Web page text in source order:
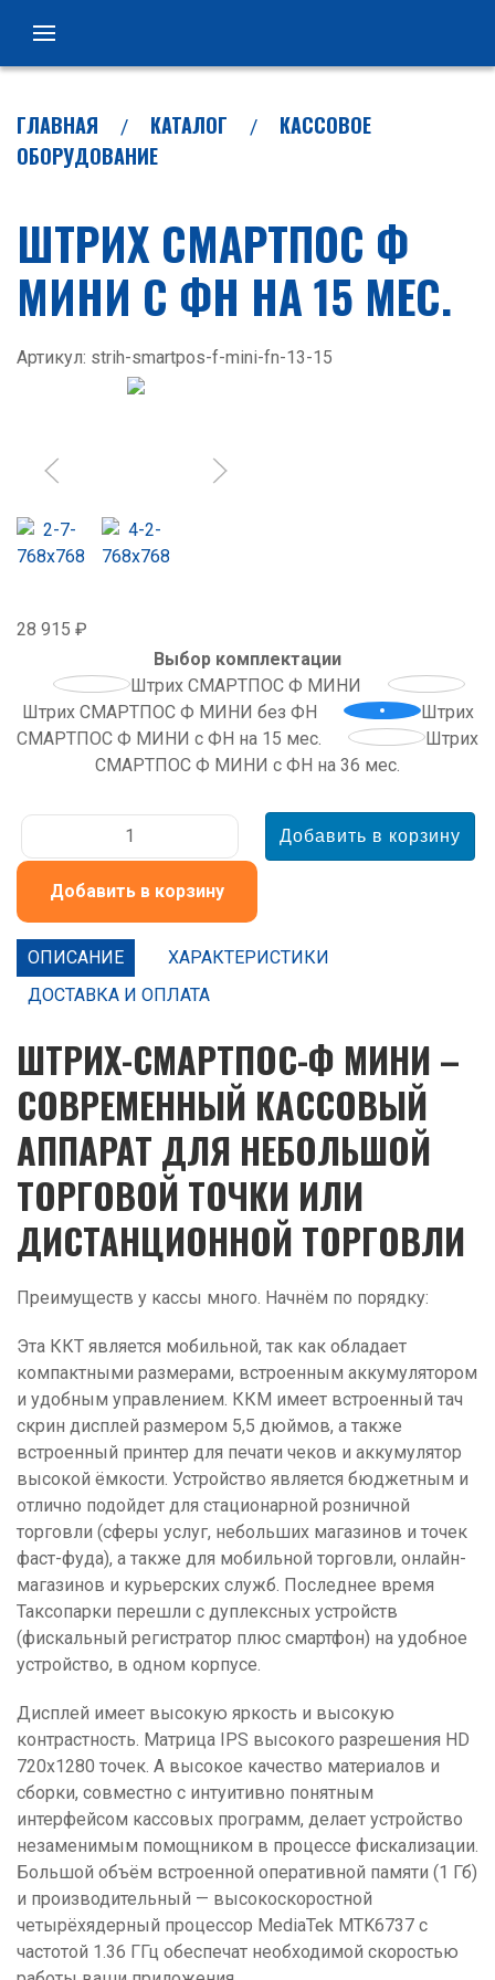
ГЛАВНАЯ КАТАЛОГ
КАССОВОЕ
ОБОРУДОВАНИЕ
ШТРИХ СМАРТПОС Ф
МИНИ С ФН НА 15 МЕС.
Артикул: strih-smartpos-f-mini-fn-13-15
28 915 ₽
Выбор комплектации
Штрих СМАРТПОС Ф МИНИ
Штрих СМАРТПОС Ф МИНИ без ФН
Штрих
СМАРТПОС Ф МИНИ с ФН на 15 мес.
Штрих
СМАРТПОС Ф МИНИ с ФН на 36 мес.
Добавить в корзину
ОПИСАНИЕ
ХАРАКТЕРИСТИКИ
ДОСТАВКА И ОПЛАТА
ШТРИХ-СМАРТПОС-Ф МИНИ –
СОВРЕМЕННЫЙ КАССОВЫЙ
АППАРАТ ДЛЯ НЕБОЛЬШОЙ
ТОРГОВОЙ ТОЧКИ ИЛИ
ДИСТАНЦИОННОЙ ТОРГОВЛИ
Преимуществ у кассы много. Начнём по порядку:
Эта ККТ является мобильной, так как обладает
компактными размерами, встроенным аккумулятором
и удобным управлением. ККМ имеет встроенный тач
скрин дисплей размером 5,5 дюймов, а также
встроенный принтер для печати чеков и аккумулятор
высокой ёмкости. Устройство является бюджетным и
отлично подойдет для стационарной розничной
торговли (сферы услуг, небольших магазинов и точек
фаст-фуда), а также для мобильной торговли, онлайн-
магазинов и курьерских служб. Последнее время
Таксопарки перешли с дуплексных устройств
(фискальный регистратор плюс смартфон) на удобное
устройство, в одном корпусе.
Дисплей имеет высокую яркость и высокую
контрастность. Матрица IPS высокого разрешения HD
720х1280 точек. А высокое качество материалов и
сборки, совместно с интуитивно понятным
интерфейсом кассовых программ, делает устройство
незаменимым помощником в процессе фискализации.
Большой объём встроенной оперативной памяти (1 Гб)
и производительный — высокоскоростной
четырёхядерный процессор MediaTek MTK6737 с
частотой 1.36 ГГц обеспечат необходимой скоростью